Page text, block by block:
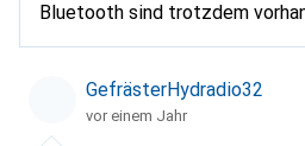
Bluetooth sind trotzdem
GefrästerHydradio32
vor einem Jahr